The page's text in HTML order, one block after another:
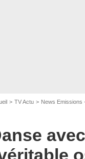
TV Actu News Emissions